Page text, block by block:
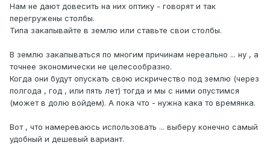
Нам не дают довесить на них оптику - говорят и так
перегружены столбы.
Типа закапывайте в землю или ставьте свои столбы.
В землю закапываться по многим причинам нереально ... ну , а
точнее экономически не целесообразно.
Когда они будут опускать свою искричество под землю (через
полгода , год , или пять лет) тогда и мы с ними опустимся
(может в долю войдем). А пока что - нужна кака то времянка.
Вот , что намереваюсь использовать ... выберу конечно самый
удобный и дешевый вариант.